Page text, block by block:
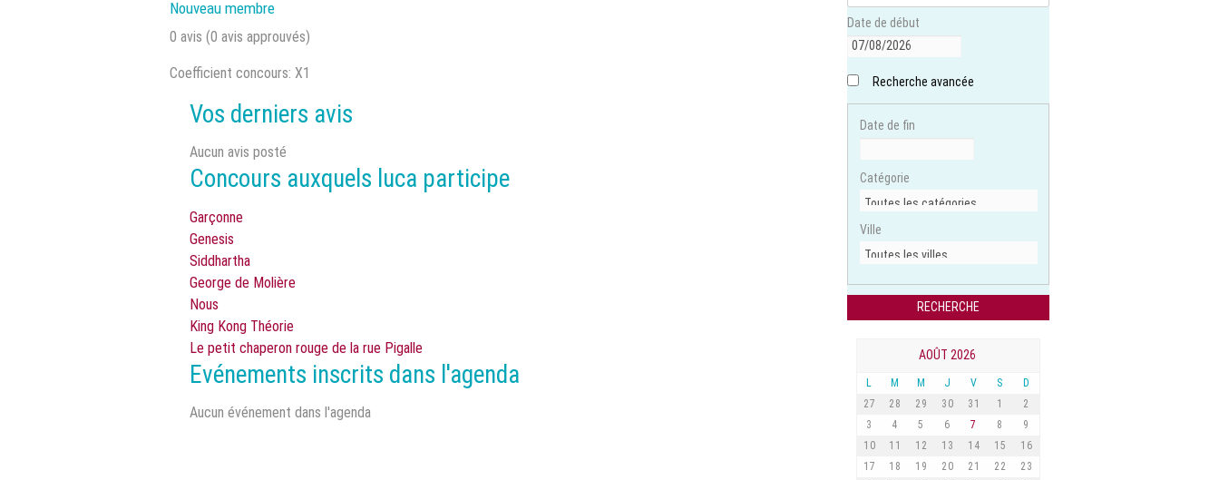
Nouveau membre
0 avis (0 avis approuvés)
Coefficient concours: X1
Vos derniers avis
Aucun avis posté
Concours auxquels luca participe
Garçonne
Genesis
Siddhartha
George de Molière
Nous
King Kong Théorie
Le petit chaperon rouge de la rue Pigalle
Evénements inscrits dans l'agenda
Aucun événement dans l'agenda
Date de début
Recherche avancée
Date de fin
Catégorie
Ville
AOÛT 2026
L M M J V S
D
27
28 29 30 31 1
2
3
4 5 6 7 8
9
10
11 12 13 14 15
16
17
18 19 20 21 22
23